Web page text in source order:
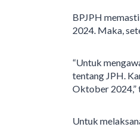
BPJPH
2024. Maka,
“Untuk
tentang JPH.
Oktober 2024,”
Untuk